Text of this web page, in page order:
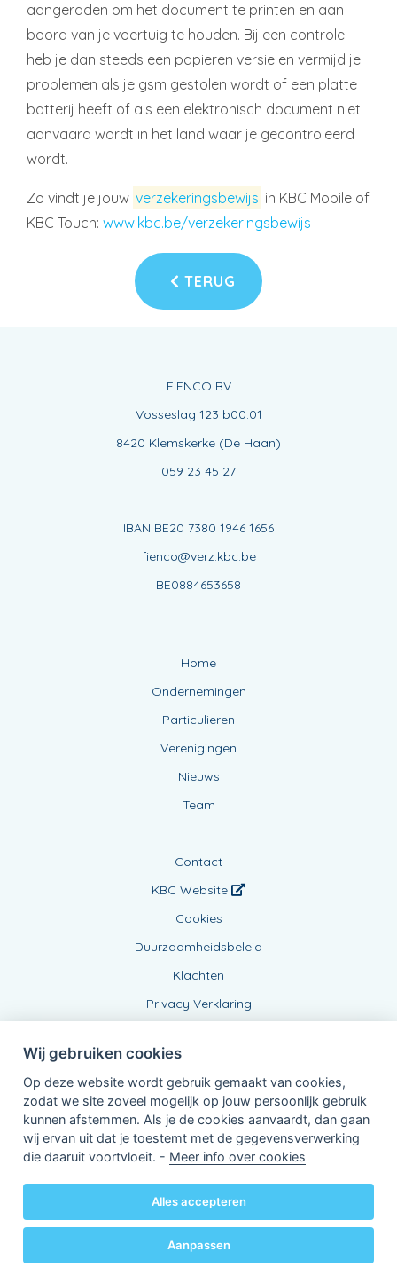
aangeraden om het document te printen en aan
boord van je voertuig te houden. Bij een controle
heb je dan steeds een papieren versie en vermijd je
problemen als je gsm gestolen wordt of een platte
batterij heeft of als een elektronisch document niet
aanvaard wordt in het land waar je gecontroleerd
wordt.
Zo vindt je jouw verzekeringsbewijs in KBC Mobile of
KBC Touch: www.kbc.be/verzekeringsbewijs
TERUG
FIENCO BV
Vosseslag 123 b00.01
8420 Klemskerke (De Haan)
059 23 45 27
IBAN BE20 7380 1946 1656
fienco@verz.kbc.be
BE0884653658
Home
Ondernemingen
Particulieren
Verenigingen
Nieuws
Team
Contact
KBC Website
Cookies
Duurzaamheidsbeleid
Klachten
Privacy Verklaring
Verbonden Agent, BE0884653658
van KBC Verzekeringen nv
3000 Leuven - Belgie
BTW BE 0403.552.563 - RPR Leuven
Powered byKBC-Agent(versie 3.21.0)
© 2026 alle rechten voorbehouden
Wij gebruiken cookies
Op deze website wordt gebruik gemaakt van cookies,
zodat we site zoveel mogelijk op jouw persoonlijk gebruik
kunnen afstemmen. Als je de cookies aanvaardt, dan gaan
wij ervan uit dat je toestemt met de gegevensverwerking
die daaruit voortvloeit. - Meer info over cookies
Alles accepteren
Aanpassen